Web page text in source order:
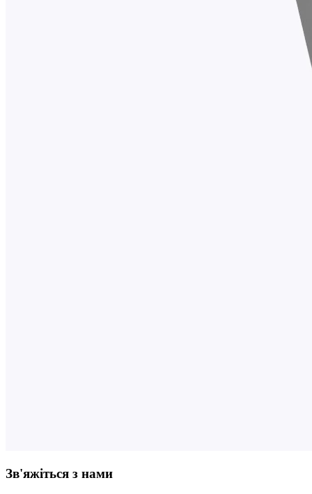
Зв'яжіться з нами